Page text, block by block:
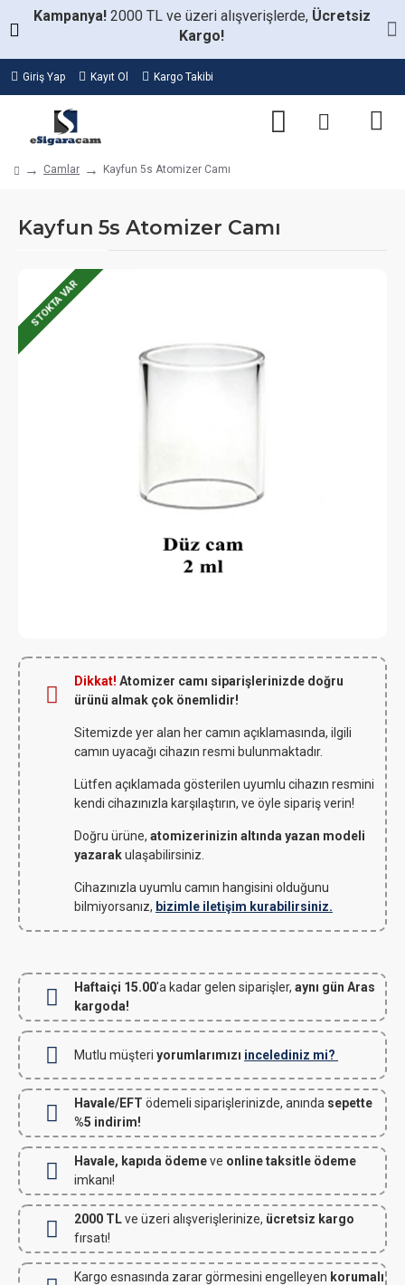
Kampanya! 2000 TL ve üzeri alışverişlerde, Ücretsiz
Kargo!
Giriş Yap Kayıt Ol Kargo Takibi
Camlar Kayfun 5s Atomizer Camı
Kayfun 5s Atomizer Camı
STOKTA VAR
Dikkat! Atomizer camı siparişlerinizde doğru
ürünü almak çok önemlidir!
Sitemizde yer alan her camın açıklamasında, ilgili
camın uyacağı cihazın resmi bulunmaktadır.
Lütfen açıklamada gösterilen uyumlu cihazın resmini
kendi cihazınızla karşılaştırın, ve öyle sipariş verin!
Doğru ürüne, atomizerinizin altında yazan modeli
yazarakulaşabilirsiniz.
Cihazınızla uyumlu camın hangisini olduğunu
bilmiyorsanız, bizimle iletişim kurabilirsiniz.
Haftaiçi 15.00'a kadar gelen siparişler, aynı gün Aras
kargoda!
Mutlu müşteri yorumlarımızı incelediniz mi?
Havale/EFT ödemeli siparişlerinizde, anında sepette
%5 indirim!
Havale, kapıda ödemeve online taksitle ödeme
imkanı!
2000 TLve üzeri alışverişlerinize, ücretsiz kargo
fırsatı!
Kargo esnasında zarar görmesini engelleyen korumalı